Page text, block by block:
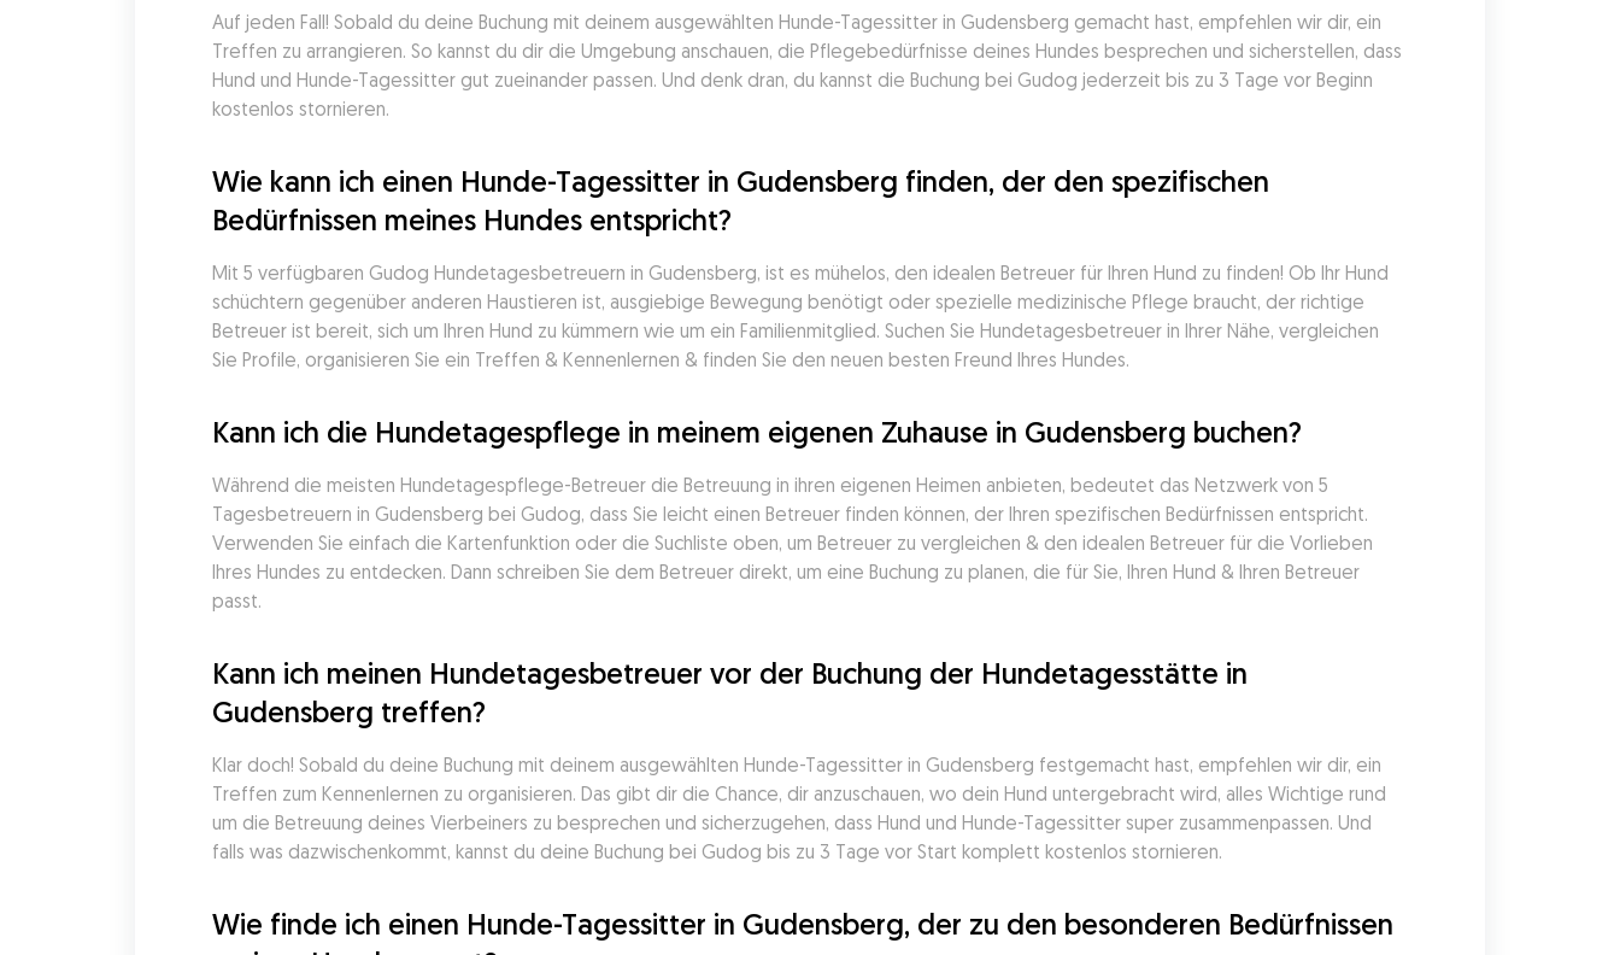
Auf jeden Fall! Sobald du deine Buchung mit deinem ausgewählten Hunde-Tagessitter in Gudensberg gemacht hast, empfehlen wir dir, ein
Treffen zu arrangieren. So kannst du dir die Umgebung anschauen, die Pflegebedürfnisse deines Hundes besprechen und sicherstellen, dass
Hund und Hunde-Tagessitter gut zueinander passen. Und denk dran, du kannst die Buchung bei Gudog jederzeit bis zu 3 Tage vor Beginn
kostenlos stornieren.
Wie kann ich einen Hunde-Tagessitter in Gudensberg finden, der den spezifischen
Bedürfnissen meines Hundes entspricht?
Mit 5 verfügbaren Gudog Hundetagesbetreuern in Gudensberg, ist es mühelos, den idealen Betreuer für Ihren Hund zu finden! Ob Ihr Hund
schüchtern gegenüber anderen Haustieren ist, ausgiebige Bewegung benötigt oder spezielle medizinische Pflege braucht, der richtige
Betreuer ist bereit, sich um Ihren Hund zu kümmern wie um ein Familienmitglied. Suchen Sie Hundetagesbetreuer in Ihrer Nähe, vergleichen
Sie Profile, organisieren Sie ein Treffen & Kennenlernen & finden Sie den neuen besten Freund Ihres Hundes.
Kann ich die Hundetagespflege in meinem eigenen Zuhause in Gudensberg buchen?
Während die meisten Hundetagespflege-Betreuer die Betreuung in ihren eigenen Heimen anbieten, bedeutet das Netzwerk von 5
Tagesbetreuern in Gudensberg bei Gudog, dass Sie leicht einen Betreuer finden können, der Ihren spezifischen Bedürfnissen entspricht.
Verwenden Sie einfach die Kartenfunktion oder die Suchliste oben, um Betreuer zu vergleichen & den idealen Betreuer für die Vorlieben
Ihres Hundes zu entdecken. Dann schreiben Sie dem Betreuer direkt, um eine Buchung zu planen, die für Sie, Ihren Hund & Ihren Betreuer
passt.
Kann ich meinen Hundetagesbetreuer vor der Buchung der Hundetagesstätte in
Gudensberg treffen?
Klar doch! Sobald du deine Buchung mit deinem ausgewählten Hunde-Tagessitter in Gudensberg festgemacht hast, empfehlen wir dir, ein
Treffen zum Kennenlernen zu organisieren. Das gibt dir die Chance, dir anzuschauen, wo dein Hund untergebracht wird, alles Wichtige rund
um die Betreuung deines Vierbeiners zu besprechen und sicherzugehen, dass Hund und Hunde-Tagessitter super zusammenpassen. Und
falls was dazwischenkommt, kannst du deine Buchung bei Gudog bis zu 3 Tage vor Start komplett kostenlos stornieren.
Wie finde ich einen Hunde-Tagessitter in Gudensberg, der zu den besonderen Bedürfnissen